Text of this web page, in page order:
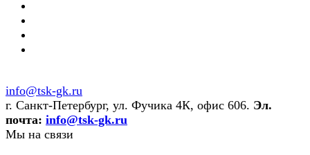
info@tsk-gk.ru
г. Санкт-Петербург, ул. Фучика 4К, офис 606. Эл.
почта: info@tsk-gk.ru
Мы на связи